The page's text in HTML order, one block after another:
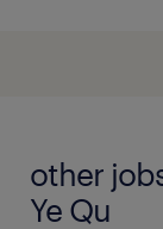
other
Ye Qu